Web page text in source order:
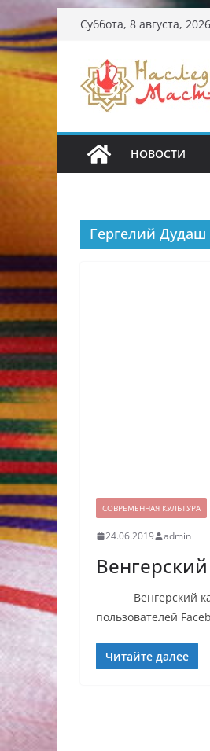
Перейти
к
содержимому
Суббота, 8 августа, 2026
НОВОСТИ
Гергелий Дудаш
СОВРЕМЕННАЯ КУЛЬТУРА
24.06.2019 admin
Венгерский
пользователей
Читайте далее